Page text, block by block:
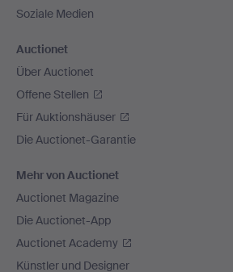
Soziale Medien
Auctionet
Über Auctionet
Offene Stellen
Für Auktionshäuser
Die Auctionet-Garantie
Mehr von Auctionet
Auctionet Magazine
Die Auctionet-App
Auctionet Academy
Künstler und Designer